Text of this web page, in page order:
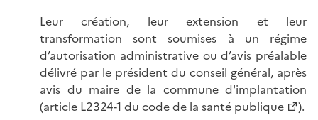
Leur création, leur extension et leur
transformation sont soumises à un régime
d’autorisation administrative ou d’avis préalable
délivré par le président du conseil général, après
avis du maire de la commune d'implantation
(article L2324-1 du code de la santé publique
).